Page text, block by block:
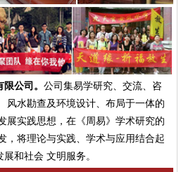
公司。 公司集易学研究、交流、咨
风水勘查及环境设计、布局于一体的
展实践思想，在《周易》学术研究的
，将理论与实践、学术与应用结合起
和社会 文明服务。